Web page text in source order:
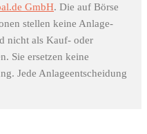
GmbH. Die auf Börse
stellen keine Anlage-
nicht als Kauf- oder
Sie ersetzen keine
Jede Anlageentscheidung